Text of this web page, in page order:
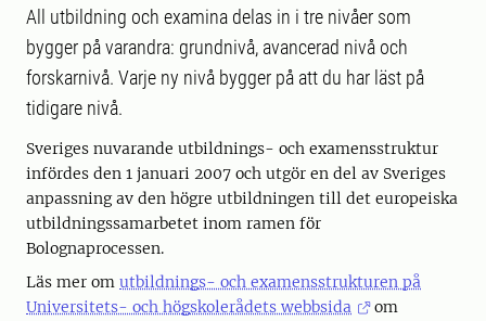
All utbildning och examina delas in i tre nivåer som
bygger på varandra: grundnivå, avancerad nivå och
forskarnivå. Varje ny nivå bygger på att du har läst på
tidigare nivå.
Sveriges nuvarande utbildnings- och examensstruktur
infördes den 1 januari 2007 och utgör en del av Sveriges
anpassning av den högre utbildningen till det europeiska
utbildningssamarbetet inom ramen för
Bolognaprocessen.
Läs mer om utbildnings- och examensstrukturen på
Universitets- och högskolerådets webbsida
om